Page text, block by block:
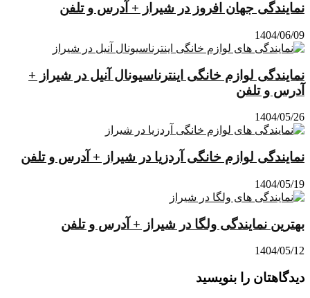
نمایندگی جهان افروز در شیراز + آدرس و تلفن
1404/06/09
نمایندگی لوازم خانگی اینترناسیونال آنیل در شیراز +
آدرس و تلفن
1404/05/26
نمایندگی لوازم خانگی آردزیا در شیراز + آدرس و تلفن
1404/05/19
بهترین نمایندگی ولگا در شیراز + آدرس و تلفن
1404/05/12
دیدگاهتان را بنویسید